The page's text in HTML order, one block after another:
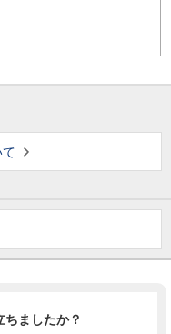
ちましたか？